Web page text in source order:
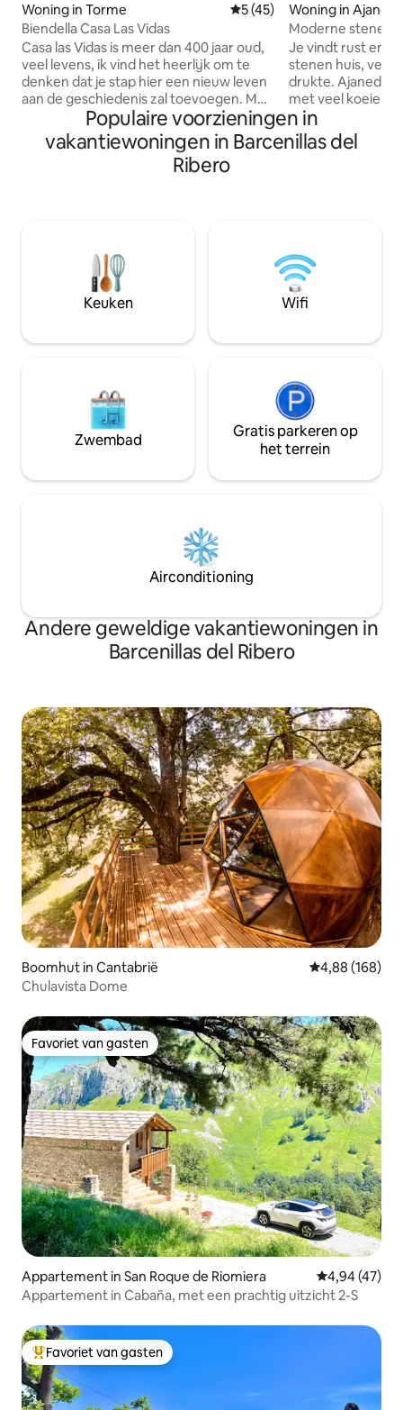
Woning in Torme Gemiddelde beoordeling
5 (45)
Biendella Casa Las Vidas
Casa las Vidas is meer dan 400 jaar oud,
veel levens, ik vind het heerlijk om te
denken dat je stap hier een nieuw leven
aan de geschiedenis zal toevoegen. Met
liefde gerestaureerd, is het een warm
en klein vrijstaand huis met alles wat je
nodig hebt om je op je gemak te voelen.
Het maakt deel uit van Biendella, een
fruitbomen, waterputten, zelfs een klein
esdoornbos... CR-09/806
Woning in
Moderne stenen
met wifi
Je vindt rust en
stenen huis, ver
drukte. Ajanedo is een kleine gehucht
met veel koeien, schapen, geiten,
katten, honden
majestueuze
een hoogte van
- dit alles gaat
auto te nemen.
Populaire voorzieningen in
vakantiewoningen in Barcenillas del
Ribero
Keuken Wifi
Zwembad
Gratis parkeren op
het terrein
Airconditioning
Andere geweldige vakantiewoningen in
Barcenillas del Ribero
Boomhut in Cantabrië Gemiddelde
4,88 (168)
Chulavista Dome
Favoriet van gasten
Favoriet van gasten
Appartement in San Roque de Riomiera Gemiddelde
4,94 (47)
Appartement in Cabaña, met een prachtig uitzicht 2-S
Topfavoriet van gasten
Favoriet van gasten